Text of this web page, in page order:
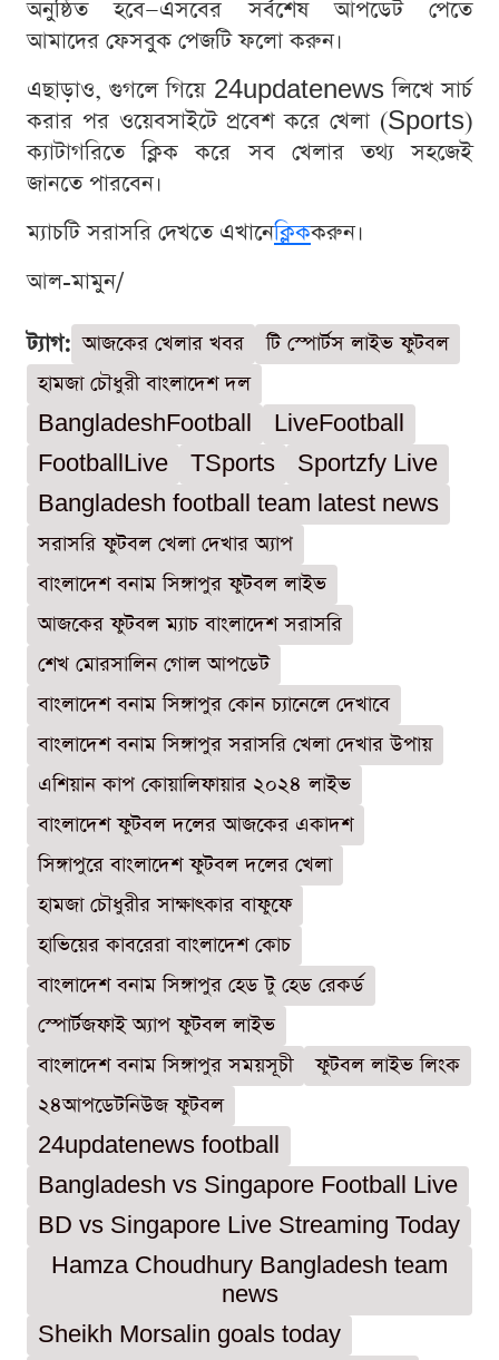
অনুষ্ঠিত হবে—এসবের সর্বশেষ আপডেট পেতে
আমাদের ফেসবুক পেজটি ফলো করুন।
এছাড়াও, গুগলে গিয়ে 24updatenews লিখে সার্চ
করার পর ওয়েবসাইটে প্রবেশ করে খেলা (Sports)
ক্যাটাগরিতে ক্লিক করে সব খেলার তথ্য সহজেই
জানতে পারবেন।
ম্যাচটি সরাসরি দেখতে এখানেক্লিককরুন।
আল-মামুন/
ট্যাগ: আজকের খেলার খবর
টি স্পোর্টস লাইভ ফুটবল
হামজা চৌধুরী বাংলাদেশ দল
BangladeshFootball
LiveFootball
FootballLive
TSports
Sportzfy Live
Bangladesh football team latest news
সরাসরি ফুটবল খেলা দেখার অ্যাপ
বাংলাদেশ বনাম সিঙ্গাপুর ফুটবল লাইভ
আজকের ফুটবল ম্যাচ বাংলাদেশ সরাসরি
শেখ মোরসালিন গোল আপডেট
বাংলাদেশ বনাম সিঙ্গাপুর কোন চ্যানেলে দেখাবে
বাংলাদেশ বনাম সিঙ্গাপুর সরাসরি খেলা দেখার উপায়
এশিয়ান কাপ কোয়ালিফায়ার ২০২৪ লাইভ
বাংলাদেশ ফুটবল দলের আজকের একাদশ
সিঙ্গাপুরে বাংলাদেশ ফুটবল দলের খেলা
হামজা চৌধুরীর সাক্ষাৎকার বাফুফে
হাভিয়ের কাবরেরা বাংলাদেশ কোচ
বাংলাদেশ বনাম সিঙ্গাপুর হেড টু হেড রেকর্ড
স্পোর্টজফাই অ্যাপ ফুটবল লাইভ
বাংলাদেশ বনাম সিঙ্গাপুর সময়সূচী
ফুটবল লাইভ লিংক
২৪আপডেটনিউজ ফুটবল
24updatenews football
Bangladesh vs Singapore Football Live
BD vs Singapore Live Streaming Today
Hamza Choudhury Bangladesh team
news
Sheikh Morsalin goals today